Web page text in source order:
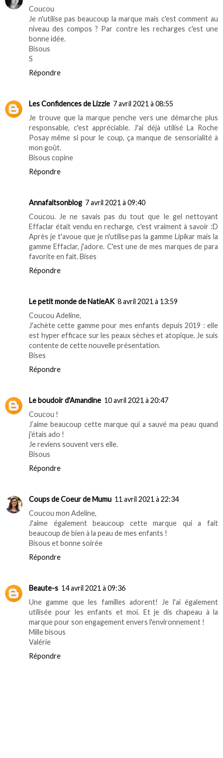
Coucou
Je n'utilise pas beaucoup la marque mais c'est comment au
niveau des compos ? Par contre les recharges c'est une
bonne idée.
Bisous
S
Répondre
Les Confidences de Lizzie 7 avril 2021 à 08:55
Je trouve que la marque penche vers une démarche plus
responsable, c'est appréciable. J'ai déjà utilisé La Roche
Posay même si pour le coup, ça manque de sensorialité à
mon goût.
Bisous copine
Répondre
Annafaitsonblog 7 avril 2021 à 09:40
Coucou. Je ne savais pas du tout que le gel nettoyant
Effaclar était vendu en recharge, c'est vraiment à savoir :D
Après je t'avoue que je n'utilise pas la gamme Lipikar mais la
gamme Effaclar, j'adore. C'est une de mes marques de para
favorite en fait. Bises
Répondre
Le petit monde de NatieAK 8 avril 2021 à 13:59
Coucou Adeline,
J'achète cette gamme pour mes enfants depuis 2019 : elle
est hyper efficace sur les peaux sèches et atopique. Je suis
contente de cette nouvelle présentation.
Bises
Répondre
Le boudoir d'Amandine 10 avril 2021 à 20:47
Coucou !
J’aime beaucoup cette marque qui a sauvé ma peau quand
j’étais ado !
Je reviens souvent vers elle.
Bisous
Répondre
Coups de Coeur de Mumu 11 avril 2021 à 22:34
Coucou mon Adeline,
J'aime également beaucoup cette marque qui a fait
beaucoup de bien à la peau de mes enfants !
Bisous et bonne soirée
Répondre
Beaute-s 14 avril 2021 à 09:36
Une gamme que les familles adorent! Je l'ai également
utilisée pour les enfants et moi. Et je dis chapeau à la
marque pour son engagement envers l'environnement !
Mille bisous
Valérie
Répondre